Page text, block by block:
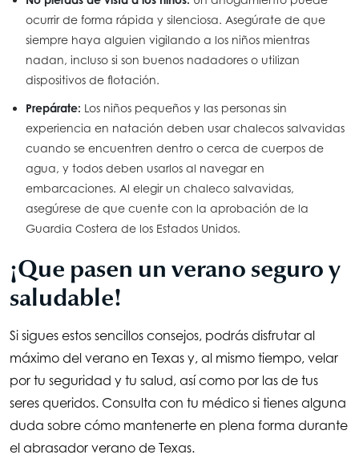
ocurrir de forma rápida y silenciosa. Asegúrate de que
siempre haya alguien vigilando a los niños mientras
nadan, incluso si son buenos nadadores o utilizan
dispositivos de flotación.
Prepárate: Los niños pequeños y las personas sin
experiencia en natación deben usar chalecos salvavidas
cuando se encuentren dentro o cerca de cuerpos de
agua, y todos deben usarlos al navegar en
embarcaciones. Al elegir un chaleco salvavidas,
asegúrese de que cuente con la aprobación de la
Guardia Costera de los Estados Unidos.
¡Que pasen un verano seguro y
saludable!
Si sigues estos sencillos consejos, podrás disfrutar al
máximo del verano en Texas y, al mismo tiempo, velar
por tu seguridad y tu salud, así como por las de tus
seres queridos. Consulta con tu médico si tienes alguna
duda sobre cómo mantenerte en plena forma durante
el abrasador verano de Texas.